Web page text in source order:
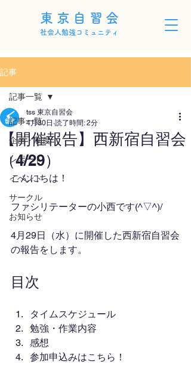
東京自習会
社会人勉強コミュニティ
記事
記事一覧
企画・制度
レポート
イベント
サークル
お知らせ
記事一覧
【開催報告】西新宿自習会
（4/29）
tss 東京自習会
4月30日 読了時間: 2分
こんにちは！
ファシリテーターの小西です(^▽^)/
4月29日（水）に開催した西新宿自習会
の報告をします。
目次
タイムスケジュール
勉強・作業内容
感想
参加申込みはこちら！